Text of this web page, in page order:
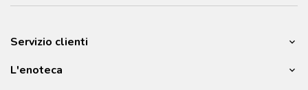
Servizio clienti
L'enoteca